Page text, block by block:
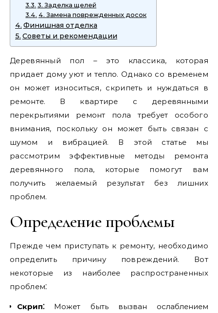
3. Заделка щелей
4. Замена поврежденных досок
Финишная отделка
Советы и рекомендации
Деревянный пол – это классика, которая
придает дому уют и тепло. Однако со временем
он может износиться, скрипеть и нуждаться в
ремонте. В квартире с деревянными
перекрытиями ремонт пола требует особого
внимания, поскольку он может быть связан с
шумом и вибрацией. В этой статье мы
рассмотрим эффективные методы ремонта
деревянного пола, которые помогут вам
получить желаемый результат без лишних
проблем.
Определение проблемы
Прежде чем приступать к ремонту, необходимо
определить причину повреждений. Вот
некоторые из наиболее распространенных
проблем⁚
Скрип⁚Может быть вызван ослаблением